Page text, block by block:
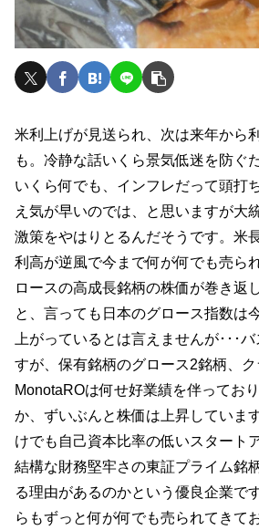
米利上げが見送られ、次は来年から
も。冷静な話いくら景気低迷を防ぐ
いくら何でも、インフレだって頭打
え気が早いのでは、と思いますが大
激策をやはりとるんだそうです。米
利高が逆風で今まで何が何でも売ら
ロースの高成長銘柄の株価が巻き返
と、言っても日本のグロース指数は
上がっているとは言えませんが･･･
すが、保有銘柄のグロース2銘柄、ク
MonotaROは何せ好業績を伴ってお
か、ずいぶんと株価は上昇していま
けでも自己資本比率の低いスタート
結構な財務堅牢さの東証プライム銘
る理由があるのかという優良企業で
らもずっと何が何でも売られてきて